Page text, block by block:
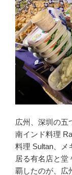
広州、深圳の五
南インド料理
料理 Sultan、メ
居る有名店と堂
覇したのが、広